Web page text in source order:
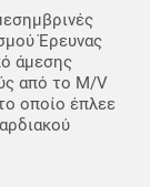
Έρευνας
άμεσης
από το M/V
οποίο έπλεε